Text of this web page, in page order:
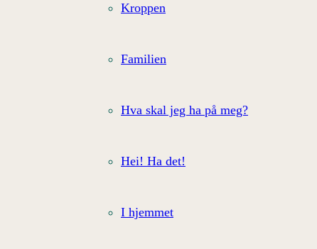
Kroppen
Familien
Hva skal jeg ha på meg?
Hei! Ha det!
I hjemmet